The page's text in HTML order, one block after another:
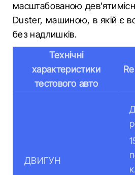
масштабованою
Duster, машиною, в якій є
без надлишків.
Технічні
характеристики
тестового авто
ДВИГУН